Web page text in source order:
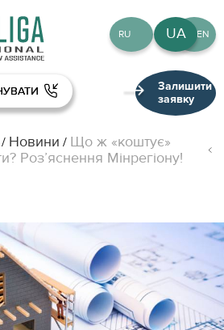
UA
RU EN
Залишити
заявку
/ Новини / Що ж «коштує»
Роз’яснення Мінрегіону!